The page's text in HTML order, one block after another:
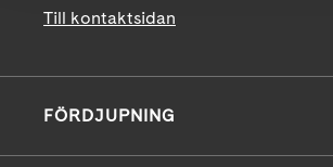
Till kontaktsidan
FÖRDJUPNING